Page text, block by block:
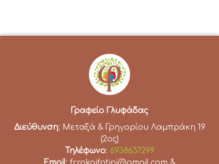
Γραφείο Γλυφάδας
Διεύθυνση: Μεταξά & Γρηγορίου Λαμπράκη 19
(2ος)
Τηλέφωνο: 6938637299